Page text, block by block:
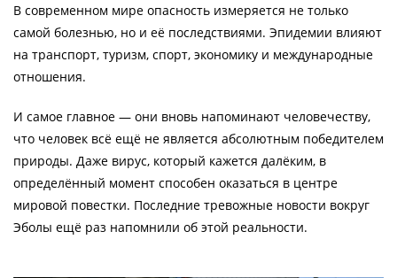
В современном мире опасность измеряется не только
самой болезнью, но и её последствиями. Эпидемии влияют
на транспорт, туризм, спорт, экономику и международные
отношения.
И самое главное — они вновь напоминают человечеству,
что человек всё ещё не является абсолютным победителем
природы. Даже вирус, который кажется далёким, в
определённый момент способен оказаться в центре
мировой повестки. Последние тревожные новости вокруг
Эболы ещё раз напомнили об этой реальности.